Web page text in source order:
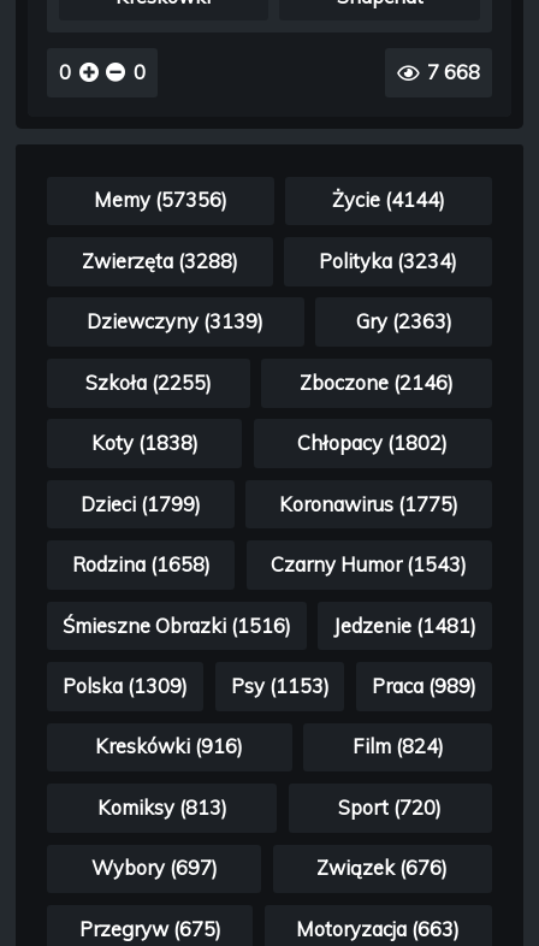
0 0 7 668
Memy (57356) Życie (4144)
Zwierzęta (3288) Polityka (3234)
Dziewczyny (3139) Gry (2363)
Szkoła (2255) Zboczone (2146)
Koty (1838) Chłopacy (1802)
Dzieci (1799) Koronawirus (1775)
Rodzina (1658) Czarny Humor (1543)
Śmieszne Obrazki (1516) Jedzenie (1481)
Polska (1309) Psy (1153) Praca (989)
Kreskówki (916) Film (824)
Komiksy (813) Sport (720)
Wybory (697) Związek (676)
Przegryw (675) Motoryzacja (663)